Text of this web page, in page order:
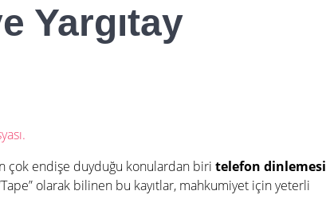
Yargıtay
en çok endişe duyduğu konulardan biritelefon dinlemesi
olarak bilinen bu kayıtlar, mahkumiyet için yeterli